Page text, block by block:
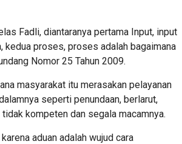
Fadli, diantaranya pertama Input, input
proses, proses adalah bagaimana
Nomor 25 Tahun 2009.
masyarakat itu merasakan pelayanan
seperti penundaan, berlarut,
kompeten dan segala macamnya.
aduan adalah wujud cara